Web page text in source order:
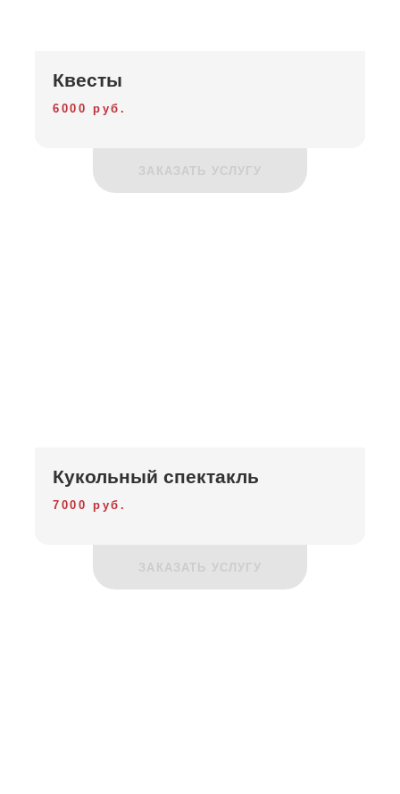
Квесты
6000 руб.
ЗАКАЗАТЬ УСЛУГУ
Кукольный спектакль
7000 руб.
ЗАКАЗАТЬ УСЛУГУ